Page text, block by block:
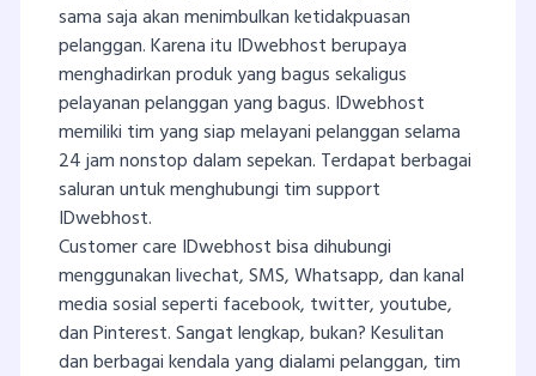
sama saja akan menimbulkan ketidakpuasan
pelanggan. Karena itu IDwebhost berupaya
menghadirkan produk yang bagus sekaligus
pelayanan pelanggan yang bagus. IDwebhost
memiliki tim yang siap melayani pelanggan selama
24 jam nonstop dalam sepekan. Terdapat berbagai
saluran untuk menghubungi tim support
IDwebhost.
Customer care IDwebhost bisa dihubungi
menggunakan livechat, SMS, Whatsapp, dan kanal
media sosial seperti facebook, twitter, youtube,
dan Pinterest. Sangat lengkap, bukan? Kesulitan
dan berbagai kendala yang dialami pelanggan, tim